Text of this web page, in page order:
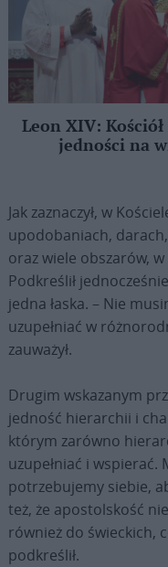
Leon XIV:
jedności na
Jak zaznaczył, w
upodobaniach,
oraz wiele obszarów,
Podkreślił
jedna łaska. – Nie
uzupełniać w
zauważył.
Drugim wskazanym
jedność hierarchii i
którym zarówno
uzupełniać i wspierać.
potrzebujemy siebie,
też, że apostolskość
również do świeckich,
podkreślił.